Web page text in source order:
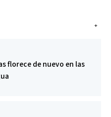
+
florece de nuevo en las